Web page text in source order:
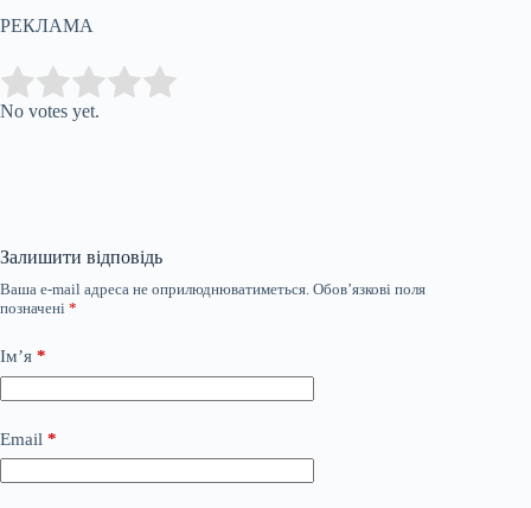
РЕКЛАМА
Rate this item:
No votes yet.
Залишити відповідь
Ваша e-mail адреса не оприлюднюватиметься. Обов’язкові поля
позначені *
Ім’я *
Email *